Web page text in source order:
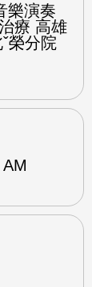
樂演奏
療 高雄
榮分院